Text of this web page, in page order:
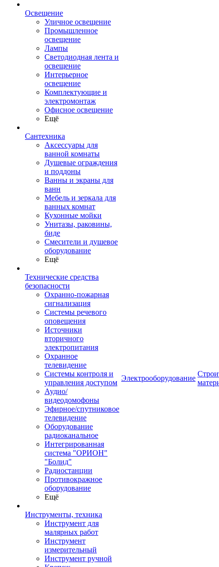
Освещение
Уличное освещение
Промышленное
освещение
Лампы
Светодиодная лента и
освещение
Интерьерное
освещение
Комплектующие и
электромонтаж
Офисное освещение
Ещё
Сантехника
Аксессуары для
ванной комнаты
Душевые ограждения
и поддоны
Ванны и экраны для
ванн
Мебель и зеркала для
ванных комнат
Кухонные мойки
Унитазы, раковины,
биде
Смесители и душевое
оборудование
Ещё
Технические средства
безопасности
Охранно-пожарная
сигнализация
Системы речевого
оповещения
Источники
вторичного
электропитания
Охранное
телевидение
Системы контроля и
управления доступом
Аудио/
видеодомофоны
Эфирное/спутниковое
телевидение
Оборудование
радиоканальное
Интегрированная
система "ОРИОН"
"Болид"
Радиостанции
Противокражное
оборудование
Ещё
Инструменты, техника
Инструмент для
малярных работ
Инструмент
измерительный
Инструмент ручной
Электрооборудование